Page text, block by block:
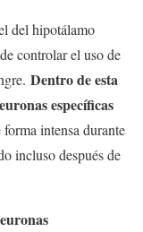
del hipotálamo
controlar el uso de
Dentro de esta
específicas
intensa durante
incluso después de